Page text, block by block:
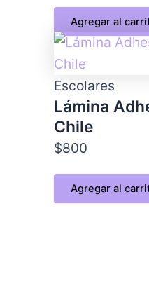
Agregar al
Escolares
Lámina
Chile
$800
Agregar al